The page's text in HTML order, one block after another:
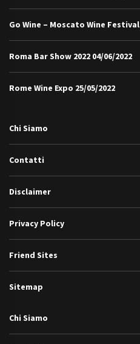
Go Wine – Moscato Wine Festival
Roma Bar Show 2022 04/06/2022
Rome Wine Expo 25/05/2022
Chi Siamo
Contatti
Disclaimer
Privacy Policy
Friend Sites
Sitemap
Chi Siamo